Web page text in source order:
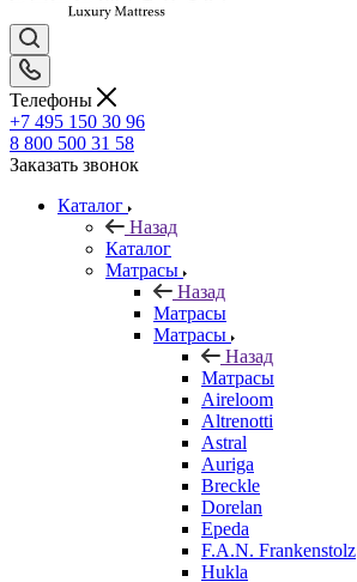
Телефоны
+7 495 150 30 96
8 800 500 31 58
Заказать звонок
Каталог
Назад
Каталог
Матрасы
Назад
Матрасы
Матрасы
Назад
Матрасы
Aireloom
Altrenotti
Astral
Auriga
Breckle
Dorelan
Epeda
F.A.N. Frankenstolz
Hukla